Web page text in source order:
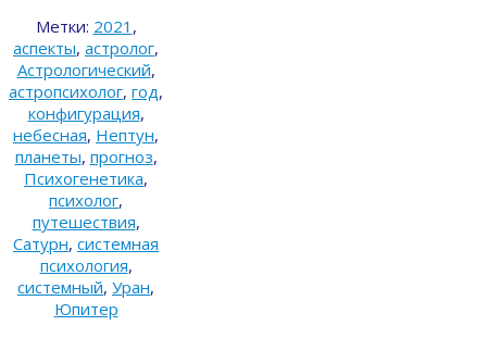
Метки: 2021 ,
аспекты, астролог,
Астрологический,
астропсихолог, год,
конфигурация,
небесная, Нептун,
планеты, прогноз,
Психогенетика,
психолог,
путешествия,
Сатурн, системная
психология,
системный, Уран,
Юпитер